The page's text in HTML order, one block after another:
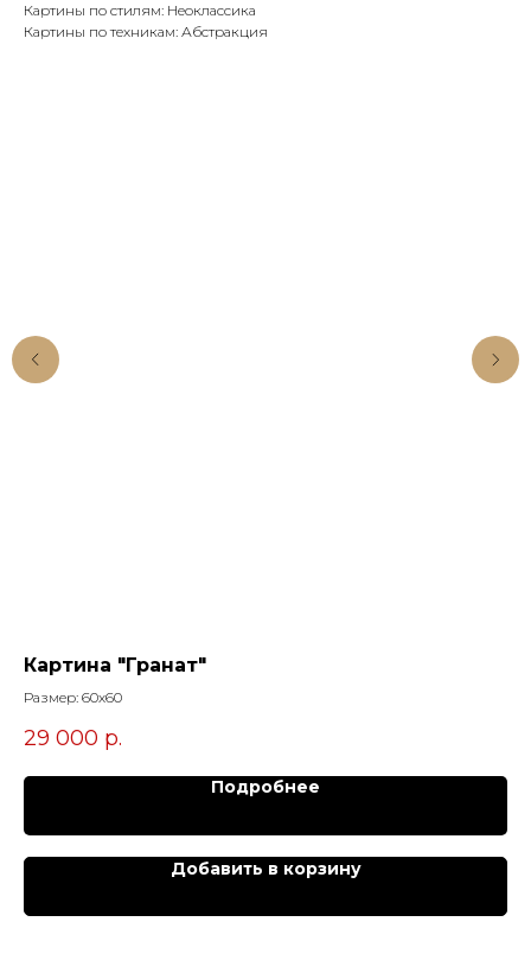
Картины по стилям: Неоклассика
Картины по техникам: Абстракция
Картина "Гранат"
Размер: 60х60
29 000 р.
Подробнее
Добавить в корзину